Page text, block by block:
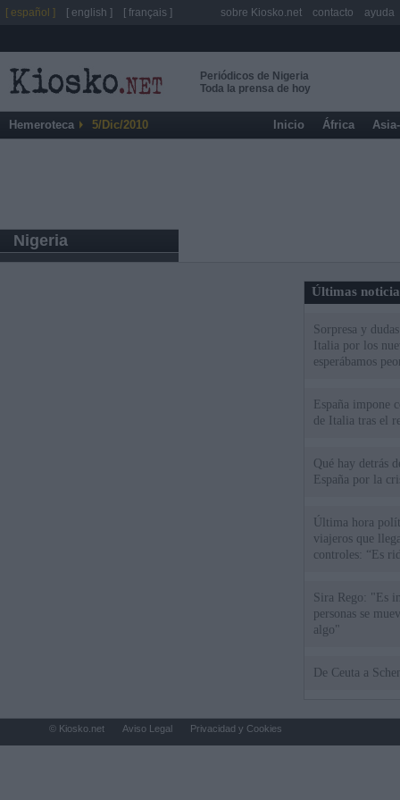
Periódicos de Nigeria
Toda la prensa de hoy
Hemeroteca 5/Dic/2010 Inicio África
Nigeria
Últimas
Sorpresa y
Italia por los
esperábamos
España impone
de Italia tras el
Qué hay detrás
España por la
Última hora
viajeros que
controles: “Es
Sira Rego: "Es
personas se
algo"
De
[ español ] [ english ] [ français ] sobre Kiosko.net contacto ayuda
© Kiosko.net Aviso Legal Privacidad y Cookies